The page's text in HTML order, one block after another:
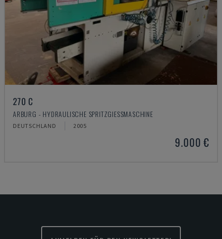
270 C
ARBURG - HYDRAULISCHE SPRITZGIESSMASCHINE
DEUTSCHLAND 2005
9.000 €